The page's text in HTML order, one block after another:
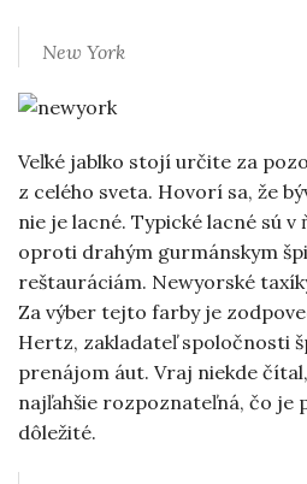
New York
Veľké jablko stojí určite za
z celého sveta. Hovorí sa, že
nie je lacné. Typické lacné sú
oproti drahým gurmánskym
reštauráciám. Newyorské
Za výber tejto farby je
Hertz, zakladateľ spoločnosti
prenájom áut. Vraj niekde
najľahšie rozpoznateľná, čo je
dôležité.